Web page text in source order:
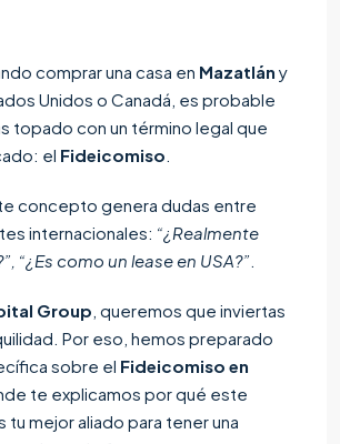
comprar una casa en Mazatlán y
Unidos o Canadá, es probable
topado con un término legal que
el Fideicomiso
concepto genera dudas entre
internacionales: “¿Realmente
“¿Es como un lease en USA?”
Group , queremos que inviertas
Por eso, hemos preparado
sobre el Fideicomiso en
te explicamos por qué este
tu mejor aliado para tener una